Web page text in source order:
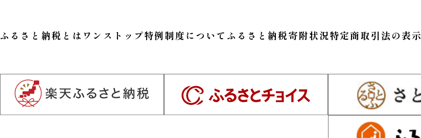
ふるさと納税とは ワンストップ特例制度について ふるさと納税寄附状況特定商取引法の表示